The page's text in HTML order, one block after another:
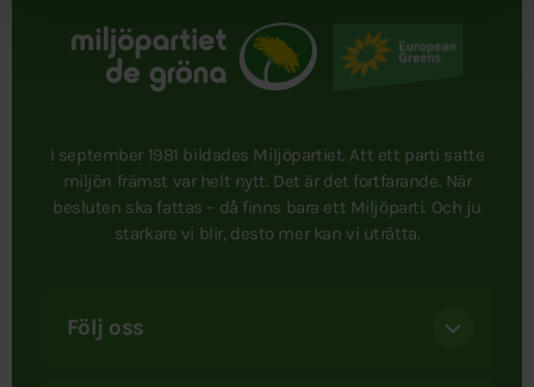
I september 1981 bildades Miljöpartiet. Att ett parti satte
miljön främst var helt nytt. Det är det fortfarande. När
besluten ska fattas – då finns bara ett Miljöparti. Och ju
starkare vi blir, desto mer kan vi uträtta.
Följ oss